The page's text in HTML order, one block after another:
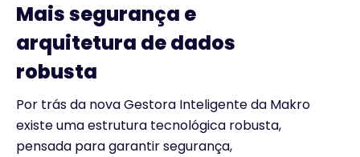
Mais segurança e
arquitetura de dados
robusta
Por trás da nova Gestora Inteligente da Makro
existe uma estrutura tecnológica robusta,
pensada para garantir segurança,